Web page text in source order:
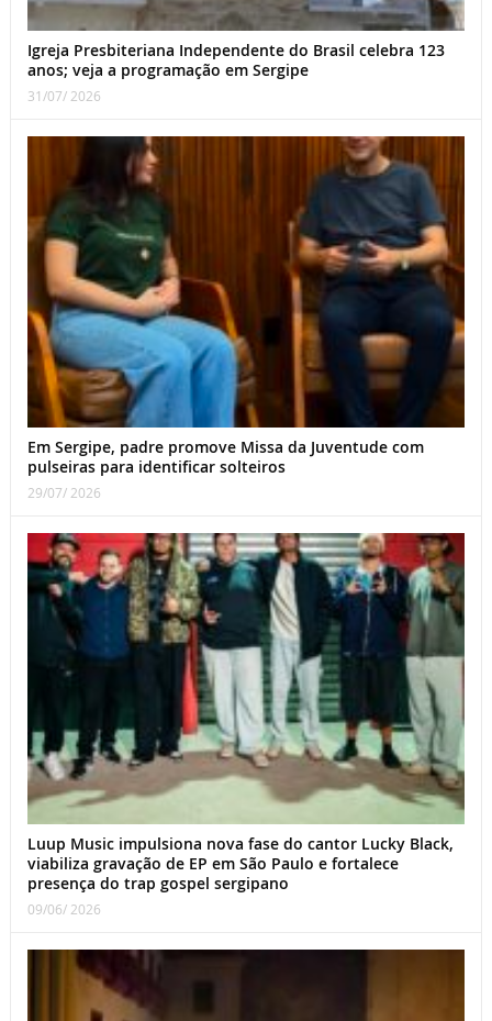
Igreja Presbiteriana Independente do Brasil celebra 123
anos; veja a programação em Sergipe
31/07/ 2026
Em Sergipe, padre promove Missa da Juventude com
pulseiras para identificar solteiros
29/07/ 2026
Luup Music impulsiona nova fase do cantor Lucky Black,
viabiliza gravação de EP em São Paulo e fortalece
presença do trap gospel sergipano
09/06/ 2026